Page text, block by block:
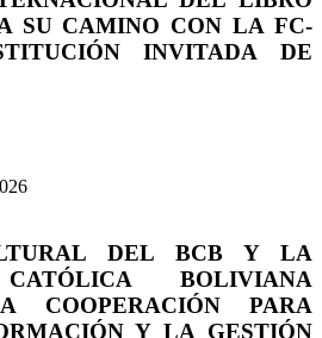
SU CAMINO CON LA FC-
INVITADA DE
DEL BCB Y LA
BOLIVIANA
COOPERACIÓN PARA
Y LA GESTIÓN